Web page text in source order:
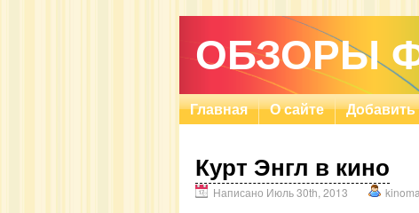
ОБЗОРЫ
Главная О сайте
Курт Энгл в кино
Написано Июль 30th, 2013